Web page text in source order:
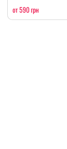
от 590 грн